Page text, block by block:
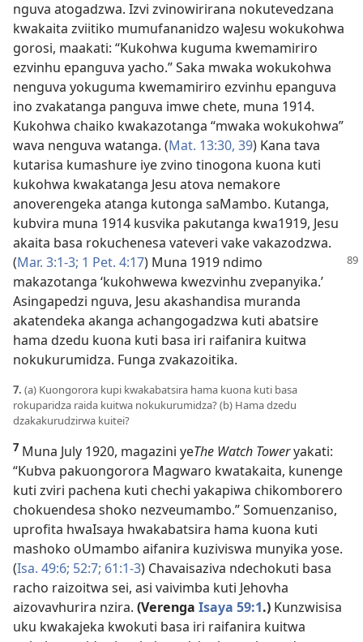
nguva atogadzwa. Izvi zvinowirirana nokutevedzana
kwakaita zviitiko mumufananidzo waJesu wokukohwa
gorosi, maakati: “Kukohwa kuguma kwemamiriro
ezvinhu epanguva yacho.” Saka mwaka wokukohwa
nenguva yokuguma kwemamiriro ezvinhu epanguva
ino zvakatanga panguva imwe chete, muna 1914.
Kukohwa chaiko kwakazotanga “mwaka wokukohwa”
wava nenguva watanga. (Mat. 13:30, 39) Kana tava
kutarisa kumashure iye zvino tinogona kuona kuti
kukohwa kwakatanga Jesu atova nemakore
anoverengeka atanga kutonga saMambo. Kutanga,
kubvira muna 1914 kusvika pakutanga kwa1919, Jesu
akaita basa rokuchenesa vateveri vake vakazodzwa.
(Mar. 3:1-3; 1 Pet. 4:17) Muna 1919 ndimo
makazotanga ‘kukohwewa kwezvinhu zvepanyika.’
Asingapedzi nguva, Jesu akashandisa muranda
akatendeka akanga achangogadzwa kuti abatsire
hama dzedu kuona kuti basa iri raifanira kuitwa
nokukurumidza. Funga zvakazoitika.
7. (a) Kuongorora kupi kwakabatsira hama kuona kuti basa
rokuparidza raida kuitwa nokukurumidza? (b) Hama dzedu
dzakakurudzirwa kuitei?
7 Muna July 1920, magazini yeThe Watch Toweryakati:
“Kubva pakuongorora Magwaro kwatakaita, kunenge
kuti zviri pachena kuti chechi yakapiwa chikomborero
chokuendesa shoko nezveumambo.” Somuenzaniso,
uprofita hwaIsaya hwakabatsira hama kuona kuti
mashoko oUmambo aifanira kuziviswa munyika yose.
(Isa. 49:6; 52:7; 61:1-3) Chavaisaziva ndechokuti basa
racho raizoitwa sei, asi vaivimba kuti Jehovha
aizovavhurira nzira. (Verenga Isaya 59:1.) Kunzwisisa
uku kwakajeka kwokuti basa iri raifanira kuitwa